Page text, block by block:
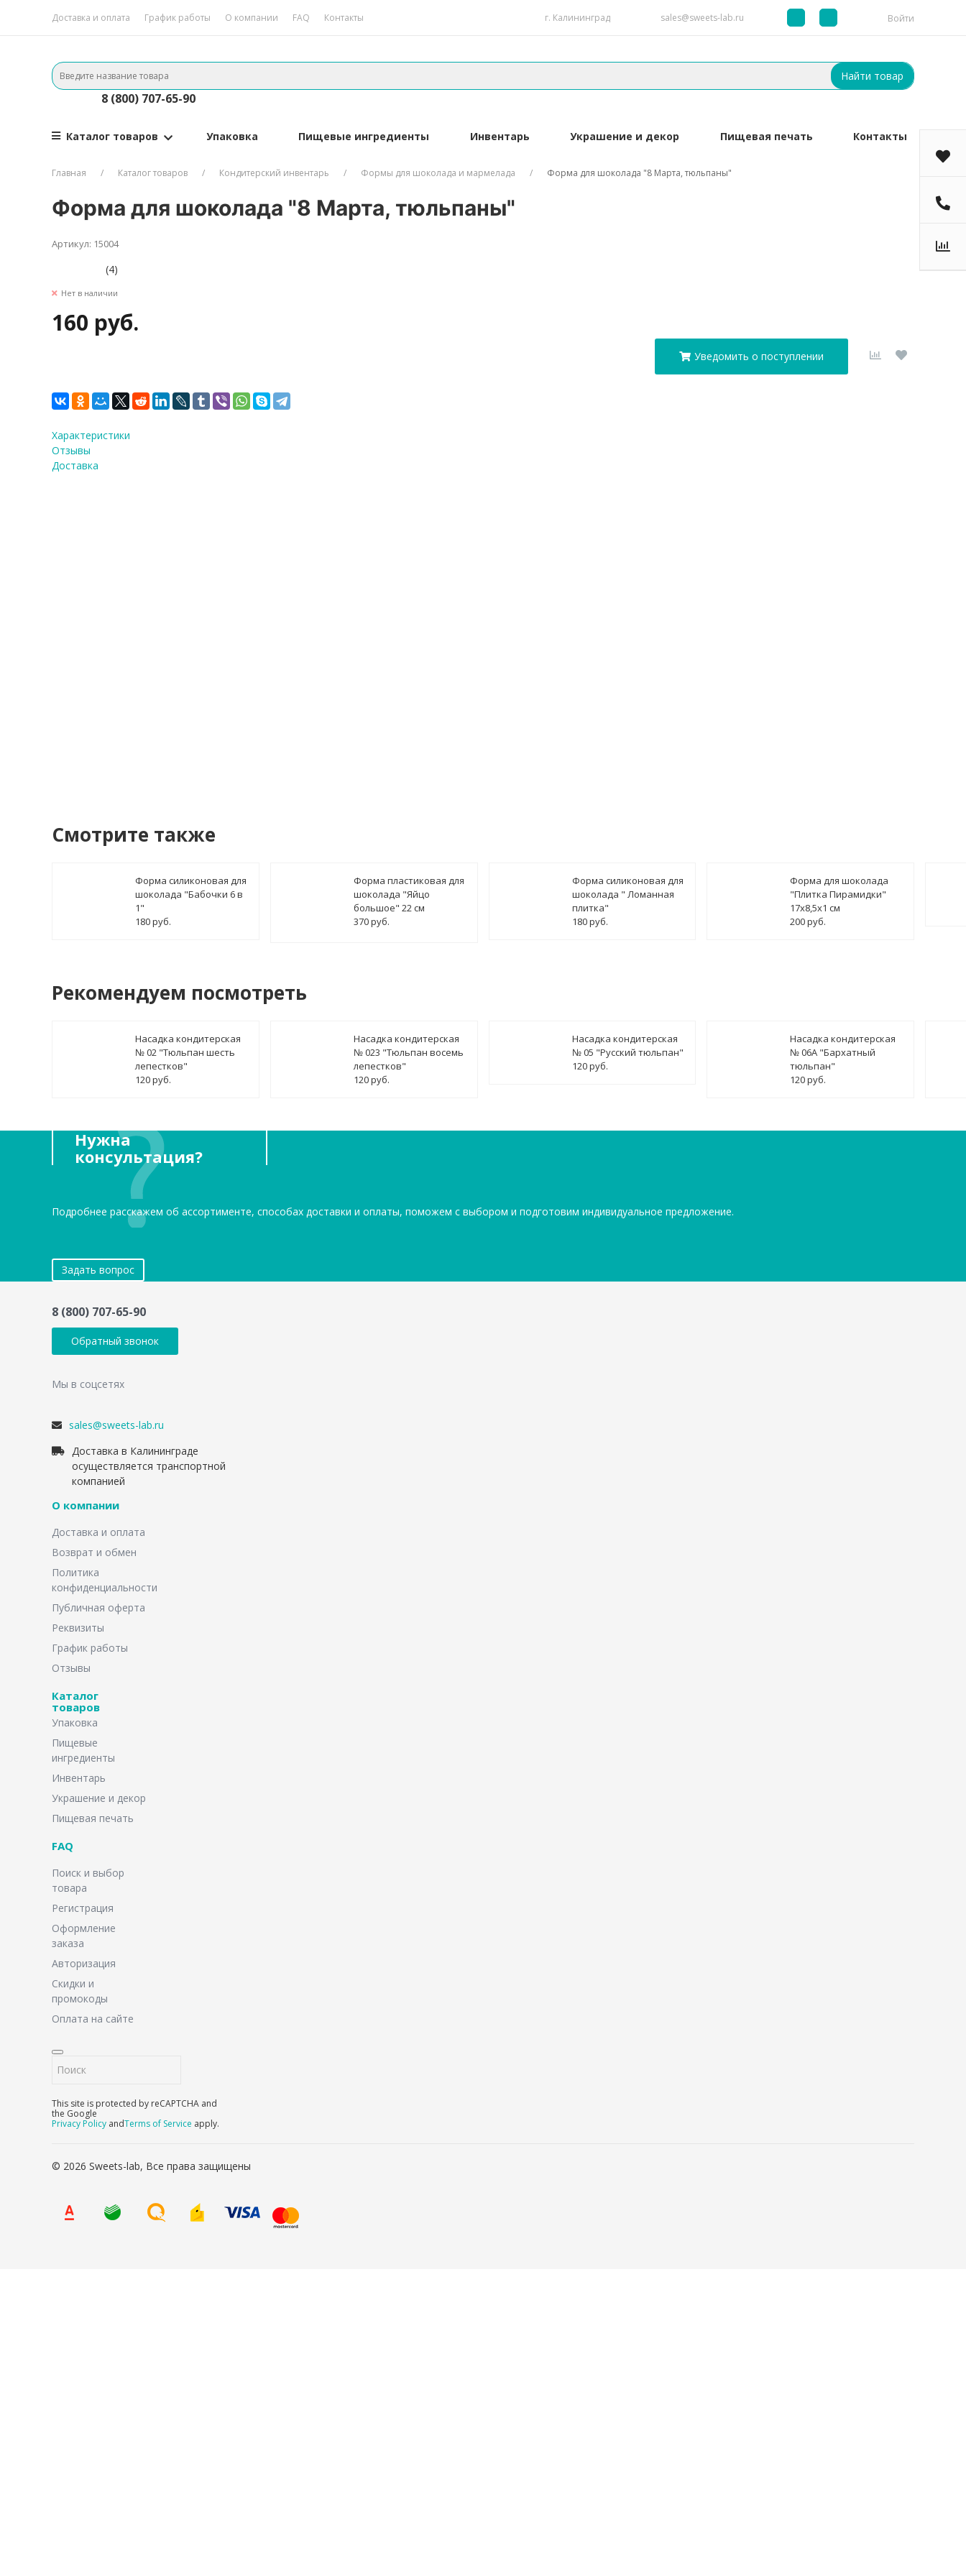
Доставка и оплата График работы О компании FAQ Контакты г. Калининград sales@sweets-lab.ru Войти
Найти товар
8 (800) 707-65-90
Каталог товаров Упаковка Пищевые ингредиенты Инвентарь Украшение и декор Пищевая печать Контакты
Главная Каталог товаров Кондитерский инвентарь Формы для шоколада и мармелада Форма для шоколада "8 Марта, тюльпаны"
Форма для шоколада "8 Марта, тюльпаны"
Артикул: 15004
(4)
Нет в наличии
160 руб.
Уведомить о поступлении
Характеристики
Отзывы
Доставка
Смотрите также
Форма силиконовая для
шоколада "Бабочки 6 в
1"
180 руб.
Форма пластиковая для
шоколада "Яйцо
большое" 22 см
370 руб.
Форма силиконовая для
шоколада " Ломанная
плитка"
180 руб.
Форма для шоколада
"Плитка Пирамидки"
17х8,5х1 см
200 руб.
Рекомендуем посмотреть
Насадка кондитерская
№ 02 "Тюльпан шесть
лепестков"
120 руб.
Насадка кондитерская
№ 023 "Тюльпан восемь
лепестков"
120 руб.
Насадка кондитерская
№ 05 "Русский тюльпан"
120 руб.
Насадка кондитерская
№ 06А "Бархатный
тюльпан"
120 руб.
Нужна
консультация?
Подробнее расскажем об ассортименте, способах доставки и оплаты, поможем с выбором и подготовим индивидуальное предложение.
Задать вопрос
8 (800) 707-65-90
Обратный звонок
Мы в соцсетях
sales@sweets-lab.ru
Доставка в Калининграде
осуществляется транспортной
компанией
О компании
Доставка и оплата
Возврат и обмен
Политика
конфиденциальности
Публичная оферта
Реквизиты
График работы
Отзывы
Каталог
товаров
Упаковка
Пищевые
ингредиенты
Инвентарь
Украшение и декор
Пищевая печать
FAQ
Поиск и выбор
товара
Регистрация
Оформление
заказа
Авторизация
Скидки и
промокоды
Оплата на сайте
This site is protected by reCAPTCHA and
the Google
Privacy Policy andTerms of Service apply.
© 2026 Sweets-lab, Все права защищены